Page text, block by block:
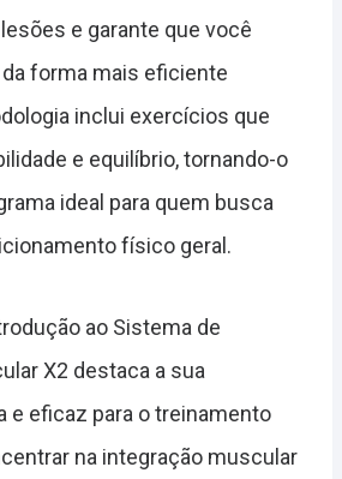
e garante que você
forma mais eficiente
inclui exercícios que
e equilíbrio, tornando-o
ideal para quem busca
físico geral.
ao Sistema de
X2 destaca a sua
e eficaz para o treinamento
na integração muscular